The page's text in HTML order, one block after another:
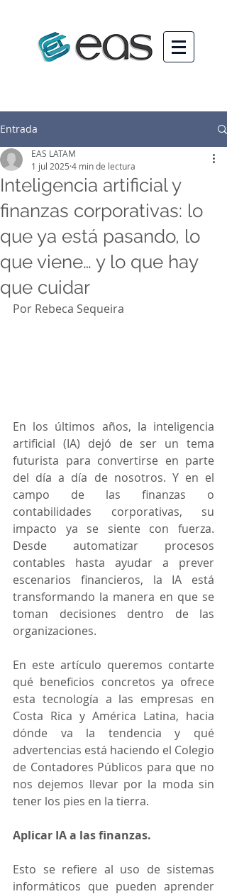
Entrada
Inteligencia artificial y
finanzas corporativas: lo
que ya está pasando, lo
que viene… y lo que hay
que cuidar
EAS LATAM
1 jul 2025 4 min de lectura
Por Rebeca Sequeira
En los últimos años, la inteligencia
artificial (IA) dejó de ser un tema
futurista para convertirse en parte
del día a día de nosotros. Y en el
campo de las finanzas o
contabilidades corporativas, su
impacto ya se siente con fuerza.
Desde automatizar procesos
contables hasta ayudar a prever
escenarios financieros, la IA está
transformando la manera en que se
toman decisiones dentro de las
organizaciones.
En este artículo queremos contarte
qué beneficios concretos ya ofrece
esta tecnología a las empresas en
Costa Rica y América Latina, hacia
dónde va la tendencia y qué
advertencias está haciendo el Colegio
de Contadores Públicos para que no
nos dejemos llevar por la moda sin
tener los pies en la tierra.
Aplicar IA a las finanzas.
Esto se refiere al uso de sistemas
informáticos que pueden aprender